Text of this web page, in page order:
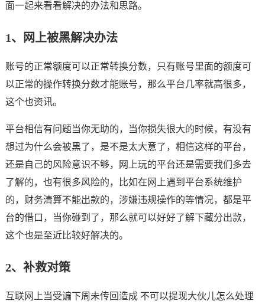
面一起来看看解决的办法和思路。
1、网上被黑解决办法
账号的正常额度可以正常转换分数，只有账号里面的额度可
以正常的操作转换分数才能账号，那么平台几率就高很多，
这个也资讯。
平台相信有问题当你无助的，当你损失很大的时候，有没有
想过为什么会被黑了，是不是太大意了，相信这样的平台，
还是自己的风险意识不够，网上玩的平台还是需要我们多去
了解的，也有很多风险的，比如在网上遇到平台系统维护
的，财务清算不能出款的，涉嫌违规操作的等情况，都是平
台的借口，当你碰到了，那么就可以好好了解下藏分出款，
这个也是至近比较好解决的。
2、补救对策
互联网上当受谝下周未传回造成 不可以提现大伙儿怎么处理